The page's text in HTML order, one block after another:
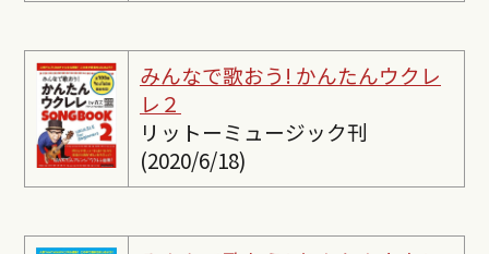
みんなで歌おう! かんたんウクレ
レ２
リットーミュージック刊
(2020/6/18)